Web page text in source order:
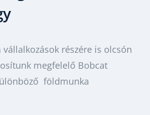
vállalkozások részére is olcsón
megfelelő Bobcat
földmunka